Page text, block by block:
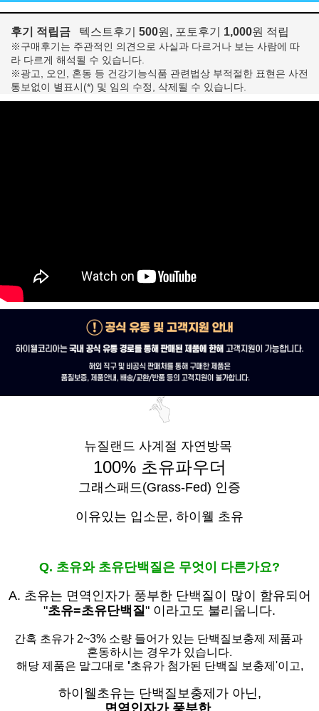
후기 적립금 텍스트후기 500원, 포토후기 1,000원 적립
※구매후기는 주관적인 의견으로 사실과 다르거나 보는 사람에 따
라 다르게 해석될 수 있습니다.
※광고, 오인, 혼동 등 건강기능식품 관련법상 부적절한 표현은 사전
통보없이 별표시(*) 및 임의 수정, 삭제될 수 있습니다.
뉴질랜드 사계절 자연방목
100% 초유파우더
그래스패드(Grass-Fed) 인증
이유있는 입소문, 하이웰 초유
Q. 초유와 초유단백질은 무엇이 다른가요?
A. 초유는 면역인자가 풍부한 단백질이 많이 함유되어
"초유=초유단백질 " 이라고도 불리웁니다.
간혹 초유가 2~3% 소량 들어가 있는 단백질보충제 제품과
혼동하시는 경우가 있습니다.
해당 제품은 말그대로 '초유가 첨가된 단백질 보충제'이고,
하이웰초유는 단백질보충제가 아닌,
면역인자가 풍부한